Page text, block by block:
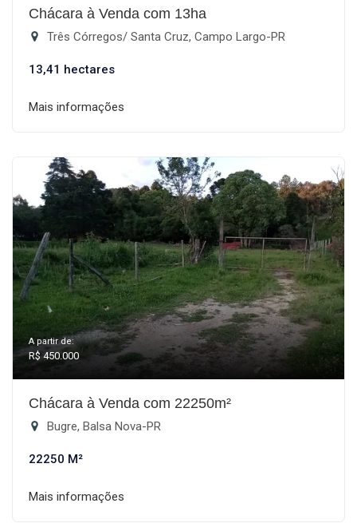
Chácara à Venda com 13ha
Três Córregos/ Santa Cruz, Campo Largo-PR
13,41 hectares
Mais informações
A partir de:
R$ 450.000
Chácara à Venda com 22250m²
Bugre, Balsa Nova-PR
22250 M²
Mais informações